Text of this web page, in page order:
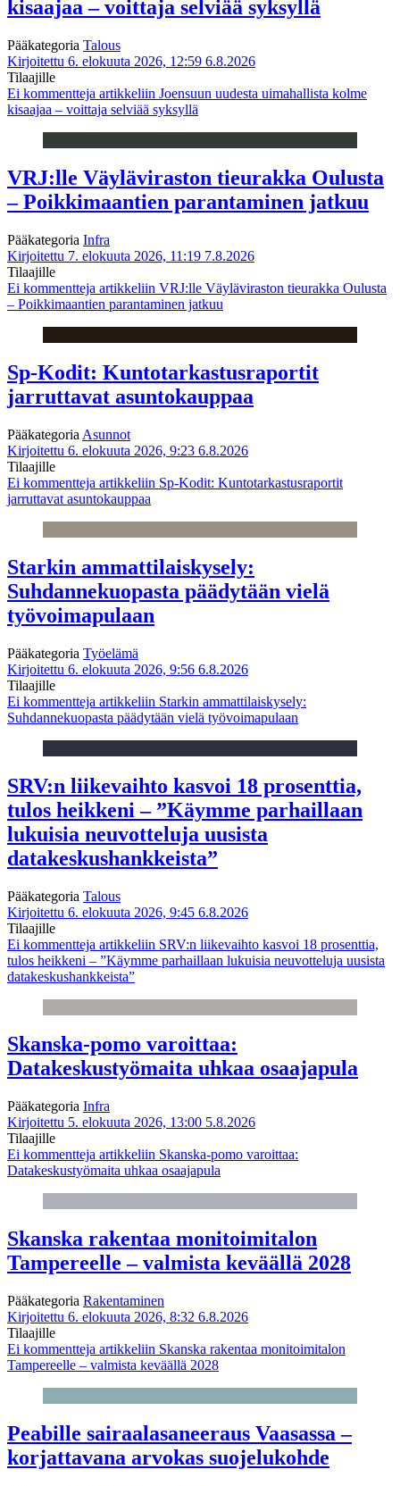
kisaajaa – voittaja selviää syksyllä
Pääkategoria Talous
Kirjoitettu 6. elokuuta 2026, 12:59 6.8.2026
Tilaajille
Ei kommentteja artikkeliin Joensuun uudesta uimahallista kolme
kisaajaa – voittaja selviää syksyllä
VRJ:lle Väyläviraston tieurakka Oulusta
– Poikkimaantien parantaminen jatkuu
Pääkategoria Infra
Kirjoitettu 7. elokuuta 2026, 11:19 7.8.2026
Tilaajille
Ei kommentteja artikkeliin VRJ:lle Väyläviraston tieurakka Oulusta
– Poikkimaantien parantaminen jatkuu
Sp-Kodit: Kuntotarkastusraportit
jarruttavat asuntokauppaa
Pääkategoria Asunnot
Kirjoitettu 6. elokuuta 2026, 9:23 6.8.2026
Tilaajille
Ei kommentteja artikkeliin Sp-Kodit: Kuntotarkastusraportit
jarruttavat asuntokauppaa
Starkin ammattilaiskysely:
Suhdannekuopasta päädytään vielä
työvoimapulaan
Pääkategoria Työelämä
Kirjoitettu 6. elokuuta 2026, 9:56 6.8.2026
Tilaajille
Ei kommentteja artikkeliin Starkin ammattilaiskysely:
Suhdannekuopasta päädytään vielä työvoimapulaan
SRV:n liikevaihto kasvoi 18 prosenttia,
tulos heikkeni – ”Käymme parhaillaan
lukuisia neuvotteluja uusista
datakeskushankkeista”
Pääkategoria Talous
Kirjoitettu 6. elokuuta 2026, 9:45 6.8.2026
Tilaajille
Ei kommentteja artikkeliin SRV:n liikevaihto kasvoi 18 prosenttia,
tulos heikkeni – ”Käymme parhaillaan lukuisia neuvotteluja uusista
datakeskushankkeista”
Skanska-pomo varoittaa:
Datakeskustyömaita uhkaa osaajapula
Pääkategoria Infra
Kirjoitettu 5. elokuuta 2026, 13:00 5.8.2026
Tilaajille
Ei kommentteja artikkeliin Skanska-pomo varoittaa:
Datakeskustyömaita uhkaa osaajapula
Skanska rakentaa monitoimitalon
Tampereelle – valmista keväällä 2028
Pääkategoria Rakentaminen
Kirjoitettu 6. elokuuta 2026, 8:32 6.8.2026
Tilaajille
Ei kommentteja artikkeliin Skanska rakentaa monitoimitalon
Tampereelle – valmista keväällä 2028
Peabille sairaalasaneeraus Vaasassa –
korjattavana arvokas suojelukohde